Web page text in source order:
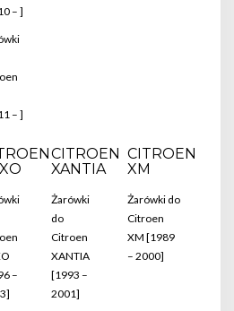
– ]
– ]
–
CITROEN
XANTIA
Żarówki
do
Citroen
XANTIA
[1993 –
2001]
CITROEN
XM
Żarówki do
Citroen
XM [1989
– 2000]